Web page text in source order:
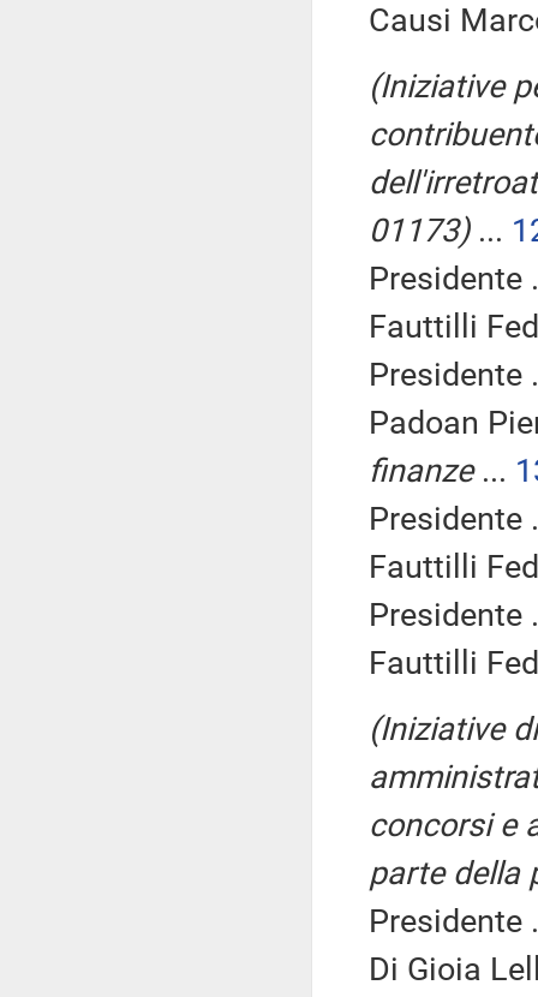
Causi
(Iniziative
01173)...
Presidente
Fauttilli
Presidente
Padoan
finanze...
Presidente
Fauttilli
Presidente
Fauttilli
(Iniziative
concorsi e
parte della
Presidente
Di Gioia